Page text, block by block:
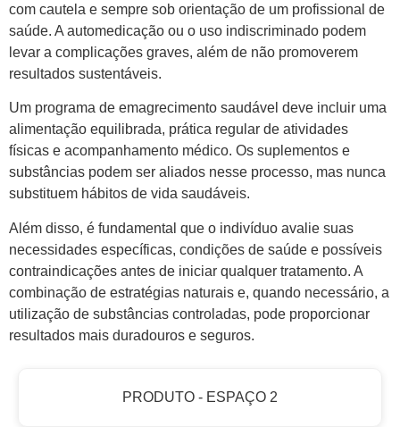
com cautela e sempre sob orientação de um profissional de
saúde. A automedicação ou o uso indiscriminado podem
levar a complicações graves, além de não promoverem
resultados sustentáveis.
Um programa de emagrecimento saudável deve incluir uma
alimentação equilibrada, prática regular de atividades
físicas e acompanhamento médico. Os suplementos e
substâncias podem ser aliados nesse processo, mas nunca
substituem hábitos de vida saudáveis.
Além disso, é fundamental que o indivíduo avalie suas
necessidades específicas, condições de saúde e possíveis
contraindicações antes de iniciar qualquer tratamento. A
combinação de estratégias naturais e, quando necessário, a
utilização de substâncias controladas, pode proporcionar
resultados mais duradouros e seguros.
PRODUTO - ESPAÇO 2